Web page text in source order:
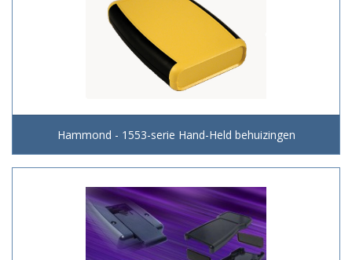
Hammond - 1553-serie Hand-Held behuizingen